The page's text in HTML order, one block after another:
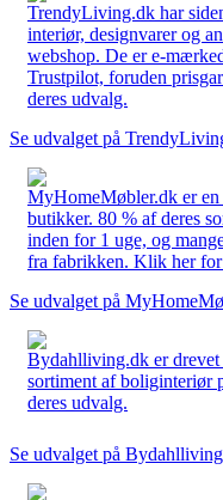
TrendyLiving.dk har
interiør, designvarer og
webshop. De er e-
Trustpilot, foruden
deres udvalg.
Se udvalget på
MyHomeMøbler.dk er
butikker. 80 % af deres
inden for 1 uge, og
fra fabrikken. Klik her for
Se udvalget på
Bydahlliving.dk er drevet
sortiment af boliginteriør
deres udvalg.
Se udvalget på